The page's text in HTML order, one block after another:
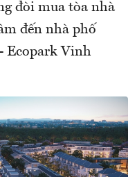
đòi mua tòa nhà
đến nhà phố
Ecopark Vinh